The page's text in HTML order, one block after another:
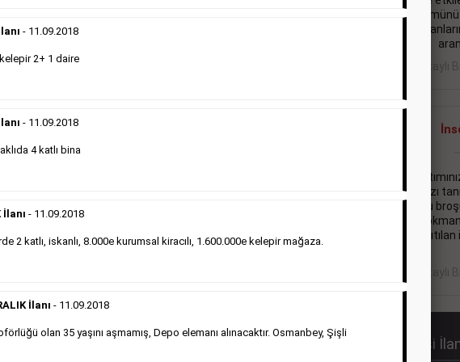
eleman ilanlarında 6 kelime sayısı şartı
önemli bir
eleman
Detaylı
ilanlara göre daha ekonomiktir.
Firma
promosyonlarınızı
dağıtmaktır. Bu
içine kadar
içerisinde
Detaylı
Kampanyalarımız Sabah Gazetesi
- 11.09.2018
2+ 1 daire
- 11.09.2018
4 katlı bina
İlanı - 11.09.2018
2 katlı, iskanlı, 8.000e kurumsal kiracılı, 1.600.000e kelepir mağaza.
İlanı - 11.09.2018
olan 35 yaşını aşmamış, Depo elemanı alınacaktır. Osmanbey, Şişli